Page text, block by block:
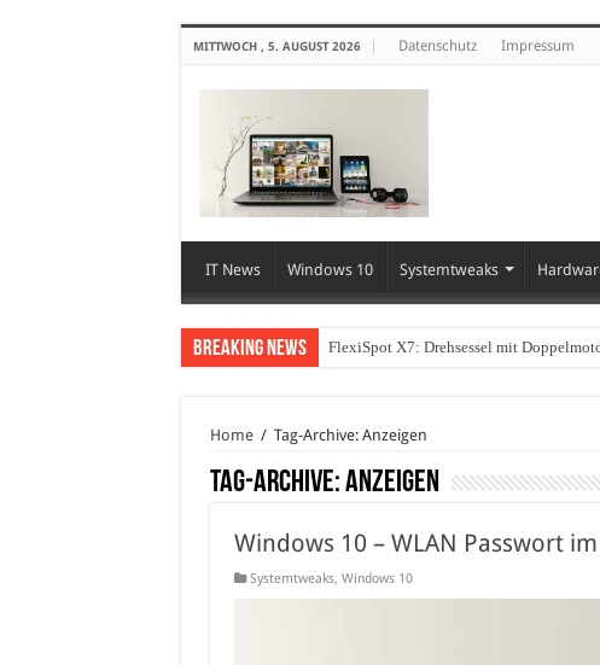
MITTWOCH , 5. AUGUST 2026 Datenschutz Impressum
IT News Windows 10 Systemtweaks
Breaking News FlexiSpot X7: Drehsessel mit
Home / Tag-Archive: Anzeigen
Tag-Archive:Anzeigen
Windows 10 – WLAN Passwort
Systemtweaks, Windows 10